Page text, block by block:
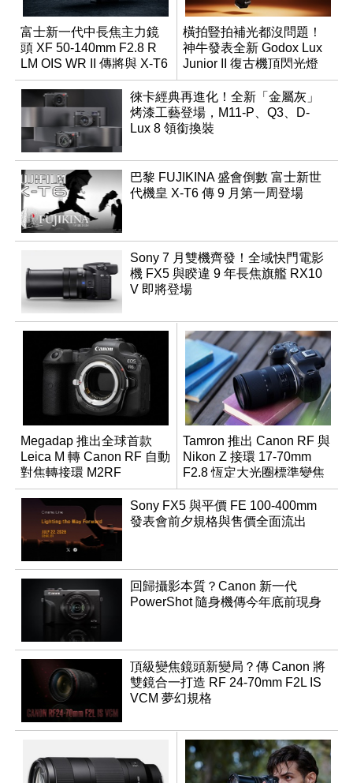
富士新一代中長焦主力鏡
頭 XF 50-140mm F2.8 R
LM OIS WR II 傳將與 X-T6
同步亮相
橫拍豎拍補光都沒問題！
神牛發表全新 Godox Lux
Junior II 復古機頂閃光燈
徠卡經典再進化！全新「金屬灰」
烤漆工藝登場，M11-P、Q3、D-
Lux 8 領銜換裝
巴黎 FUJIKINA 盛會倒數 富士新世
代機皇 X-T6 傳 9 月第一周登場
Sony 7 月雙機齊發！全域快門電影
機 FX5 與睽違 9 年長焦旗艦 RX10
V 即將登場
Megadap 推出全球首款
Leica M 轉 Canon RF 自動
對焦轉接環 M2RF
Tamron 推出 Canon RF 與
Nikon Z 接環 17-70mm
F2.8 恆定大光圈標準變焦
鏡
Sony FX5 與平價 FE 100-400mm
發表會前夕規格與售價全面流出
回歸攝影本質？Canon 新一代
PowerShot 隨身機傳今年底前現身
頂級變焦鏡頭新變局？傳 Canon 將
雙鏡合一打造 RF 24-70mm F2L IS
VCM 夢幻規格